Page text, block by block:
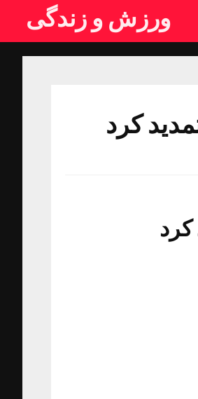
ورزش و زندگی
کرد
کرد